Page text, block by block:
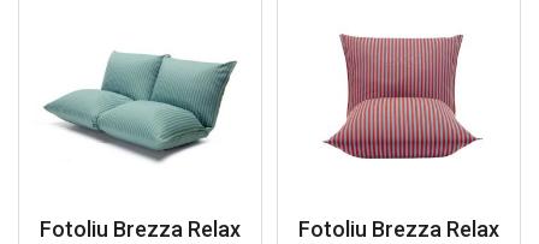
Fotoliu Brezza Relax Fotoliu Brezza Relax